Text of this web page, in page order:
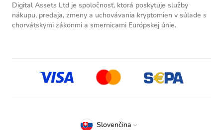
Digital Assets Ltd je spoločnosť, ktorá poskytuje služby
nákupu, predaja, zmeny a uchovávania kryptomien v súlade s
chorvátskymi zákonmi a smernicami Európskej únie.
Slovenčina